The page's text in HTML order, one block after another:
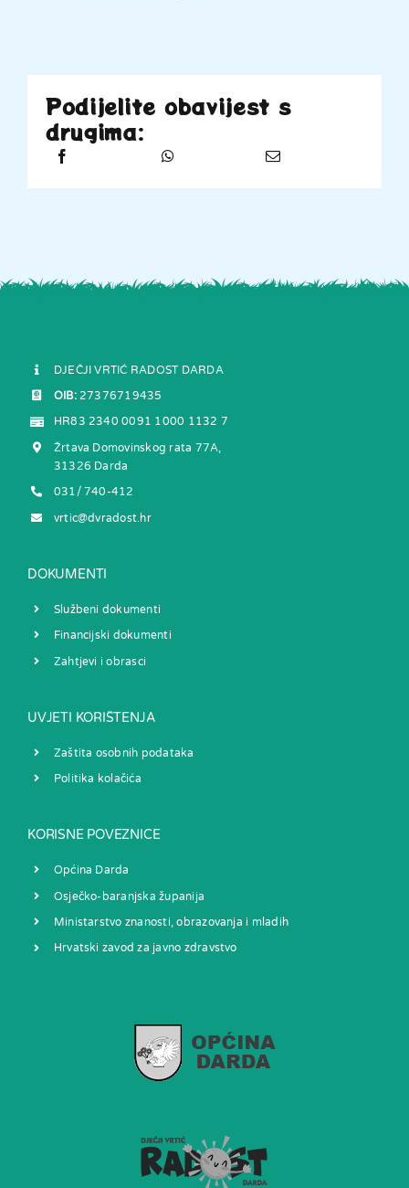
Podijelite obavijest s
drugima:
DJEČJI VRTIĆ RADOST DARDA
OIB:27376719435
HR83 2340 0091 1000 1132 7
Žrtava Domovinskog rata 77A,
31326 Darda
031/ 740-412
vrtic@dvradost.hr
DOKUMENTI
Službeni dokumenti
Financijski dokumenti
Zahtjevi i obrasci
UVJETI KORIŠTENJA
Zaštita osobnih podataka
Politika kolačića
KORISNE POVEZNICE
Općina Darda
Osječko-baranjska županija
Ministarstvo znanosti, obrazovanja i mladih
Hrvatski zavod za javno zdravstvo